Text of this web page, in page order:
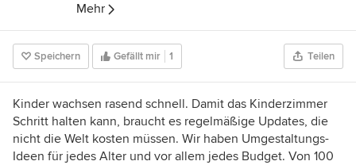
Stammkundin und DIY-Expertin. Mutter zweier
Töchter und stolze Besitzerin eines sehr alten
Wohnwagens mit Vorliebe für Schlichtes,
Schönes und Skandinavien.
Mehr
Speichern Gefällt mir 1 Teilen
Kinder wachsen rasend schnell. Damit das Kinderzimmer
Schritt halten kann, braucht es regelmäßige Updates, die
nicht die Welt kosten müssen. Wir haben Umgestaltungs-
Ideen für jedes Alter und vor allem jedes Budget. Von 100